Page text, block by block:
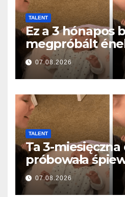
TALENT
Ez a 3 hónapos
megpróbált
anyával… és
olvasztotta meg
07.08.2026
TALENT
Ta 3-
próbowała
i roztopiła
07.08.2026